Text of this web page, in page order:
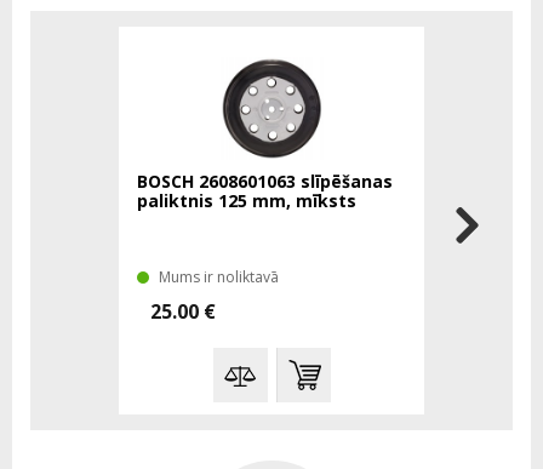
BOSCH 2608601063 slīpēšanas
paliktnis 125 mm, mīksts
Mums ir noliktavā
25.00 €